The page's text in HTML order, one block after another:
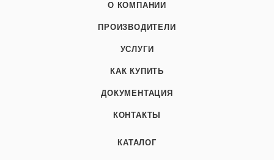
О КОМПАНИИ
ПРОИЗВОДИТЕЛИ
УСЛУГИ
КАК КУПИТЬ
ДОКУМЕНТАЦИЯ
КОНТАКТЫ
КАТАЛОГ